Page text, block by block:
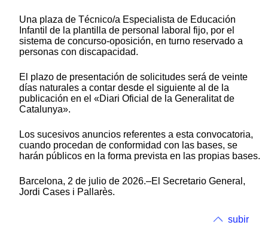
Una plaza de Técnico/a Especialista de Educación
Infantil de la plantilla de personal laboral fijo, por el
sistema de concurso-oposición, en turno reservado a
personas con discapacidad.
El plazo de presentación de solicitudes será de veinte
días naturales a contar desde el siguiente al de la
publicación en el «Diari Oficial de la Generalitat de
Catalunya».
Los sucesivos anuncios referentes a esta convocatoria,
cuando procedan de conformidad con las bases, se
harán públicos en la forma prevista en las propias bases.
Barcelona, 2 de julio de 2026.–El Secretario General,
Jordi Cases i Pallarès.
subir